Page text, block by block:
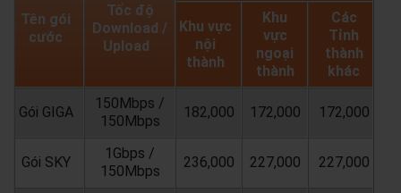
Tên gói
cước
Tốc độ
Download /
Upload
Khu vực
nội
thành
Khu
vực
ngoại
thành
Các
Tỉnh
thành
khác
Gói GIGA
150Mbps /
150Mbps
182,000 172,000 172,000
Gói SKY
1Gbps /
150Mbps
236,000 227,000 227,000